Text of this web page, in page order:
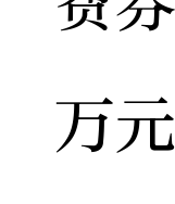
万